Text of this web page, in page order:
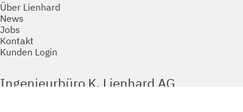
Über Lienhard
News
Jobs
Kontakt
Kunden Login
Ingenieurbüro K. Lienhard AG